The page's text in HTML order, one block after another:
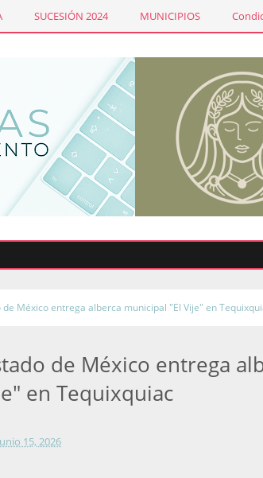
SUCESIÓN 2024 MUNICIPIOS
México entrega alberca municipal "El Vije" en
de México entrega
en Tequixquiac
15, 2026